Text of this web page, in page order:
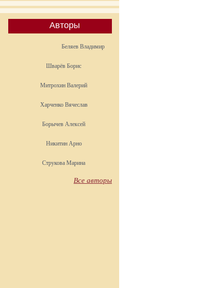
Авторы
Беляев Владимир
Шварёв Борис
Митрохин Валерий
Харченко Вячеслав
Борычев Алексей
Никитин Арно
Струкова Марина
Все авторы